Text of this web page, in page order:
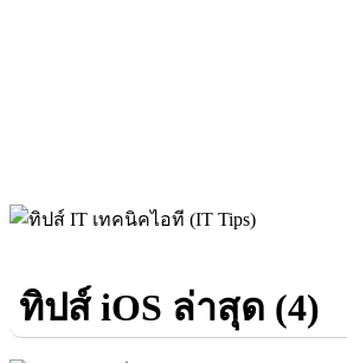
ทิปส์ iOS ล่าสุด (4)